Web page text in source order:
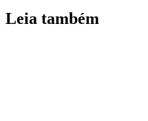
Leia também